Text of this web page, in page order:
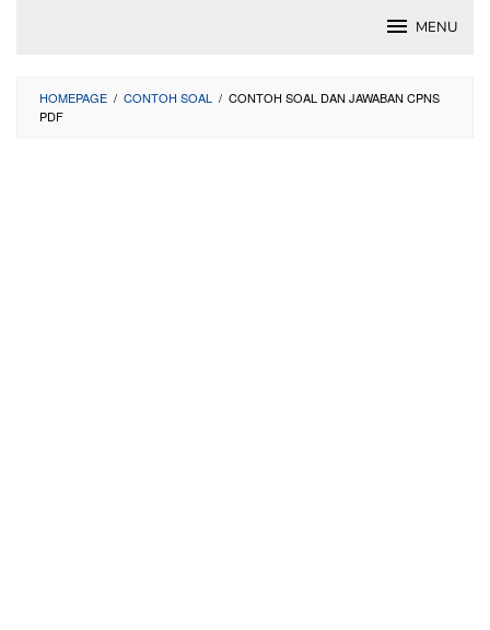
MENU
HOMEPAGE / CONTOH SOAL / CONTOH SOAL DAN JAWABAN CPNS
PDF